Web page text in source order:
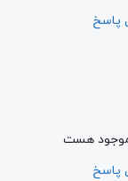
پاسخ
موجود هست
پاسخ